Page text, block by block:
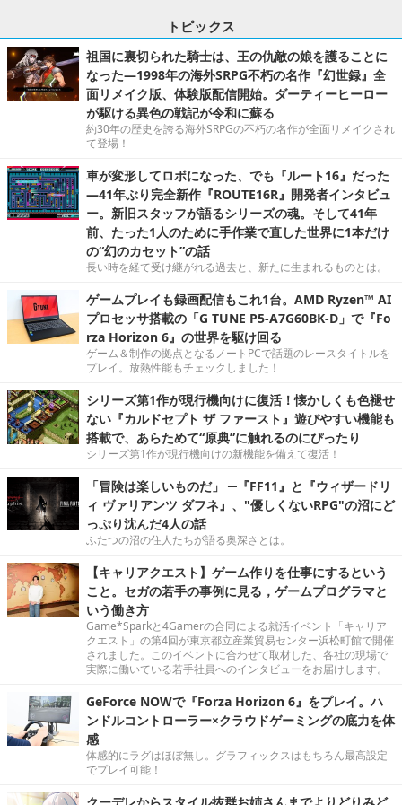
トピックス
祖国に裏切られた騎士は、王の仇敵の娘を護ることに
なった―1998年の海外SRPG不朽の名作『幻世録』全
面リメイク版、体験版配信開始。ダーティーヒーロー
が駆ける異色の戦記が令和に蘇る
約30年の歴史を誇る海外SRPGの不朽の名作が全面リメイクされ
て登場！
車が変形してロボになった、でも『ルート16』だった
―41年ぶり完全新作『ROUTE16R』開発者インタビュ
ー。新旧スタッフが語るシリーズの魂。そして41年
前、たった1人のために手作業で直した世界に1本だけ
の“幻のカセット”の話
長い時を経て受け継がれる過去と、新たに生まれるものとは。
ゲームプレイも録画配信もこれ1台。AMD Ryzen™ AI
プロセッサ搭載の「G TUNE P5-A7G60BK-D」で『Fo
rza Horizon 6』の世界を駆け回る
ゲーム＆制作の拠点となるノートPCで話題のレースタイトルを
プレイ。放熱性能もチェックしました！
シリーズ第1作が現行機向けに復活！懐かしくも色褪せ
ない『カルドセプト ザ ファースト』遊びやすい機能も
搭載で、あらためて“原典”に触れるのにぴったり
シリーズ第1作が現行機向けの新機能を備えて復活！
「冒険は楽しいものだ」 ─『FF11』と『ウィザードリ
ィ ヴァリアンツ ダフネ』、"優しくないRPG"の沼にど
っぷり沈んだ4人の話
ふたつの沼の住人たちが語る奥深さとは。
【キャリアクエスト】ゲーム作りを仕事にするという
こと。セガの若手の事例に見る，ゲームプログラマと
いう働き方
Game*Sparkと4Gamerの合同による就活イベント「キャリア
クエスト」の第4回が東京都立産業貿易センター浜松町館で開催
されました。このイベントに合わせて取材した、各社の現場で
実際に働いている若手社員へのインタビューをお届けします。
GeForce NOWで『Forza Horizon 6』をプレイ。ハ
ンドルコントローラー×クラウドゲーミングの底力を体
感
体感的にラグはほぼ無し。グラフィックスはもちろん最高設定
でプレイ可能！